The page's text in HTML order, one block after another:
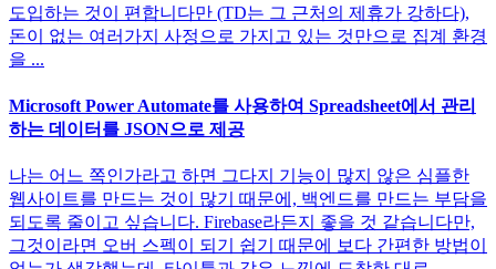
도입하는 것이 편합니다만 (TD는 그 근처의 제휴가 강하다),
돈이 없는 여러가지 사정으로 가지고 있는 것만으로 집계 환경
을 ...
Microsoft Power Automate를 사용하여 Spreadsheet에서 관리
하는 데이터를 JSON으로 제공
나는 어느 쪽인가라고 하면 그다지 기능이 많지 않은 심플한
웹사이트를 만드는 것이 많기 때문에, 백엔드를 만드는 부담을
되도록 줄이고 싶습니다. Firebase라든지 좋을 것 같습니다만,
그것이라면 오버 스펙이 되기 쉽기 때문에 보다 간편한 방법이